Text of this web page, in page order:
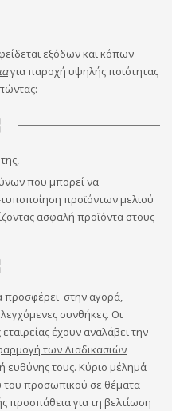
εξόδων και κόπων
για παροχή υψηλής ποιότητας
που μπορεί να
προϊόντων μελιού
ασφαλή προϊόντα στους
προσφέρει στην αγορά,
συνθήκες. Οι
έχουν αναλάβει την
των Διαδικασιών
ευθύνης τους. Κύριο μέλημά
του προσωπικού σε θέματα
προσπάθεια για τη βελτίωση